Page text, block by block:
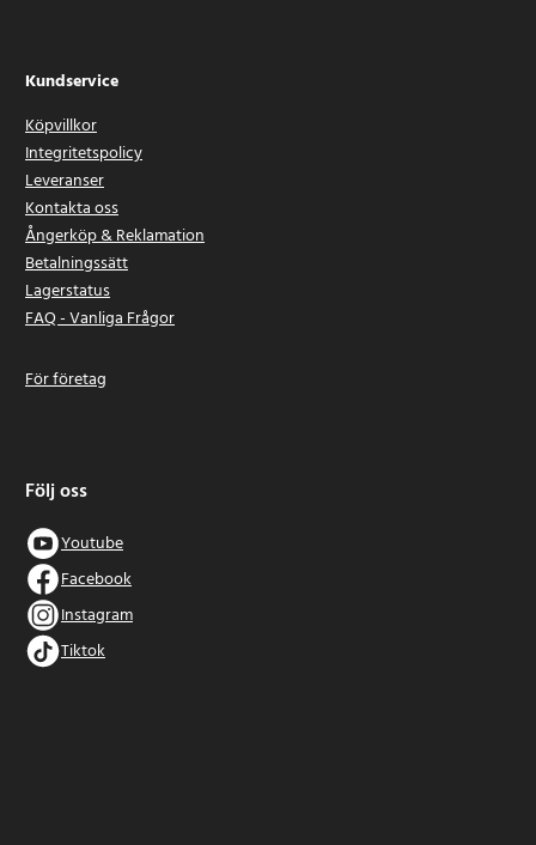
Kundservice
Köpvillkor
Integritetspolicy
Leveranser
Kontakta oss
Ångerköp & Reklamation
Betalningssätt
Lagerstatus
FAQ - Vanliga Frågor
För företag
Följ oss
Youtube
Facebook
Instagram
Tiktok